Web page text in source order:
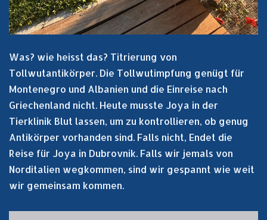
Was? wie heisst das? Titrierung von
Tollwutantikörper. Die Tollwutimpfung genügt für
Montenegro und Albanien und die Einreise nach
Griechenland nicht. Heute musste Joya in der
Tierklinik Blut lassen, um zu kontrollieren, ob genug
Antikörper vorhanden sind. Falls nicht, Endet die
Reise für Joya in Dubrovnik. Falls wir jemals von
Norditalien wegkommen, sind wir gespannt wie weit
wir gemeinsam kommen.